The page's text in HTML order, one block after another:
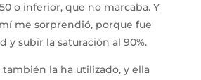
o inferior, que no marcaba. Y
me sorprendió, porque fue
y subir la saturación al 90%.
la ha utilizado, y ella